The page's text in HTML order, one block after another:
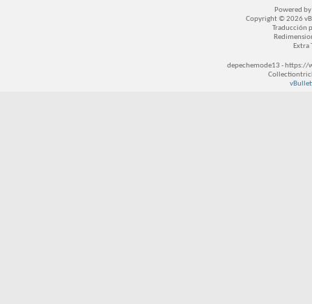
Powered by
Copyright © 2026
Traducción
Extra
depechemode13 -